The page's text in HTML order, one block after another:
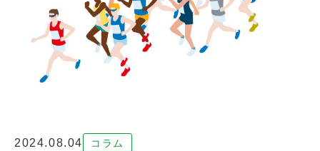
2024.08.04 コラム